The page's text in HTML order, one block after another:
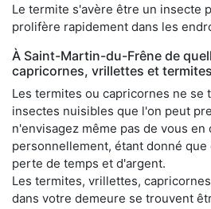
Le termite s'avère être un insecte
prolifère rapidement dans les
À Saint-Martin-du-Frêne de
capricornes, vrillettes et
Les termites ou capricornes ne se
insectes nuisibles que l'on peut
n'envisagez même pas de vous en
personnellement, étant donné
perte de temps et d'argent.
Les termites, vrillettes,
dans votre demeure se trouvent